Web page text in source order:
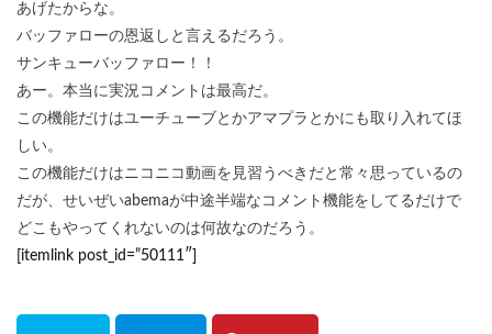
あげたからな。
バッファローの恩返しと言えるだろう。
サンキューバッファロー！！
あー。本当に実況コメントは最高だ。
この機能だけはユーチューブとかアマプラとかにも取り入れてほ
しい。
この機能だけはニコニコ動画を見習うべきだと常々思っているの
だが、せいぜいabemaが中途半端なコメント機能をしてるだけで
どこもやってくれないのは何故なのだろう。
[itemlink post_id=”50111″]